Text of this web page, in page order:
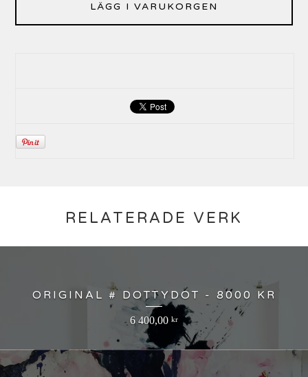
LÄGG I VARUKORGEN
RELATERADE VERK
ORIGINAL # DOTTYDOT - 8000 KR
6 400,00 kr